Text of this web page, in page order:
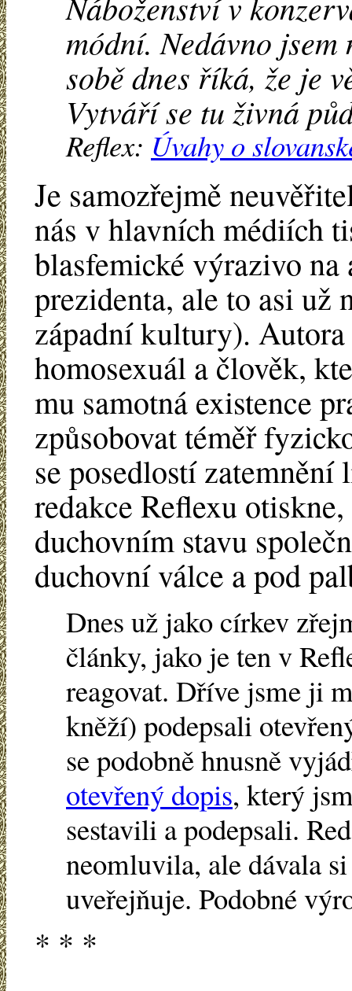
módní. Nedávno jsem
sobě dnes říká, že je
Vytváří se tu živná
Reflex: Úvahy o
Je samozřejmě
nás v hlavních médiích
blasfemické výrazivo
prezidenta, ale to asi už
západní kultury).
homosexuál a člověk,
mu samotná existence
způsobovat téměř
se posedlostí
redakce Reflexu
duchovním stavu
duchovní válce a pod
Dnes už jako církev
články, jako je ten v
reagovat. Dříve jsme ji
kněží) podepsali
se podobně hnusně
otevřený dopis, který
sestavili a podepsali.
neomluvila, ale dávala
uveřejňuje. Podobné
* * *